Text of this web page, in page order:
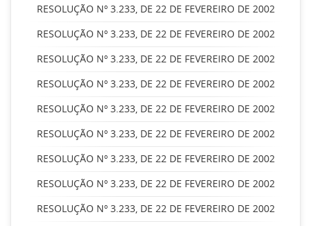
RESOLUÇÃO Nº 3.233, DE 22 DE FEVEREIRO DE 2002
RESOLUÇÃO Nº 3.233, DE 22 DE FEVEREIRO DE 2002
RESOLUÇÃO Nº 3.233, DE 22 DE FEVEREIRO DE 2002
RESOLUÇÃO Nº 3.233, DE 22 DE FEVEREIRO DE 2002
RESOLUÇÃO Nº 3.233, DE 22 DE FEVEREIRO DE 2002
RESOLUÇÃO Nº 3.233, DE 22 DE FEVEREIRO DE 2002
RESOLUÇÃO Nº 3.233, DE 22 DE FEVEREIRO DE 2002
RESOLUÇÃO Nº 3.233, DE 22 DE FEVEREIRO DE 2002
RESOLUÇÃO Nº 3.233, DE 22 DE FEVEREIRO DE 2002